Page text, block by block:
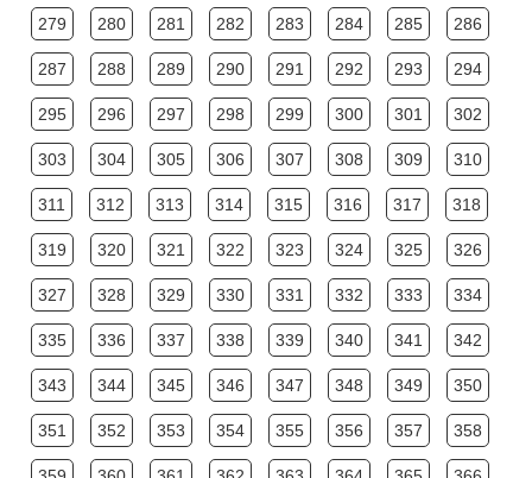
279 280 281 282 283 284 285 286
287 288 289 290 291 292 293 294
295 296 297 298 299 300 301 302
303 304 305 306 307 308 309 310
311 312 313 314 315 316 317 318
319 320 321 322 323 324 325 326
327 328 329 330 331 332 333 334
335 336 337 338 339 340 341 342
343 344 345 346 347 348 349 350
351 352 353 354 355 356 357 358